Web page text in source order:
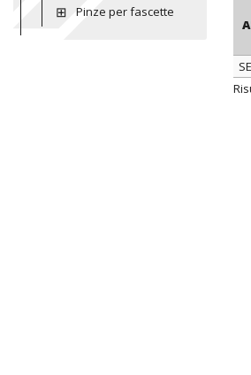
Pinze per fascette